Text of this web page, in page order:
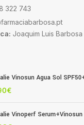
322 743
Joaquim Luis
Vinosun Agua Sol
€
Vinoperf